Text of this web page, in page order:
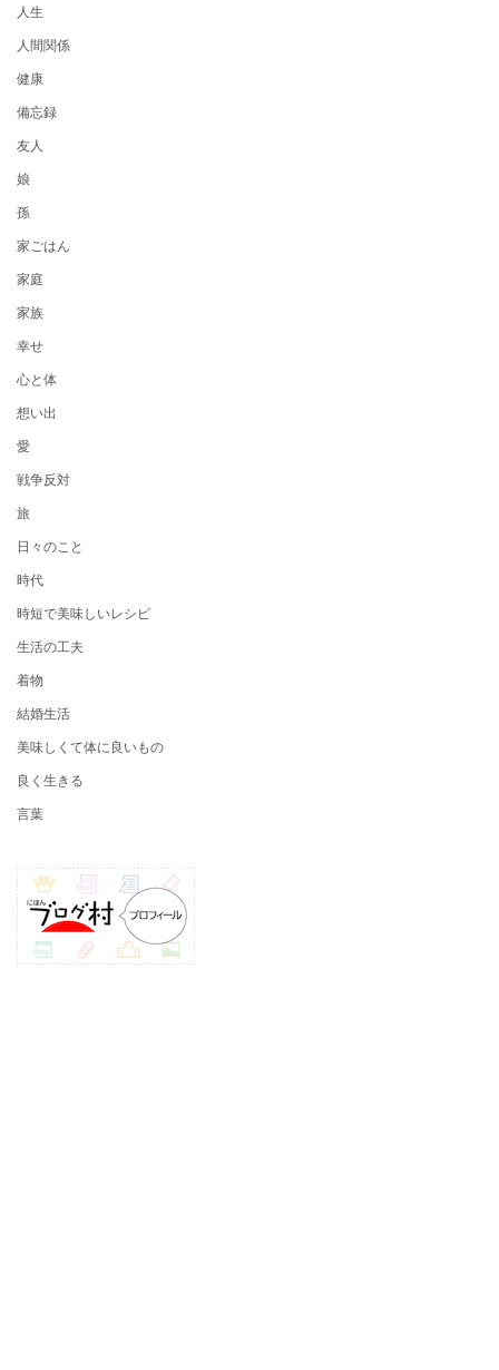
人生
人間関係
健康
備忘録
友人
娘
孫
家ごはん
家庭
家族
幸せ
心と体
想い出
愛
戦争反対
旅
日々のこと
時代
時短で美味しいレシピ
生活の工夫
着物
結婚生活
美味しくて体に良いもの
良く生きる
言葉